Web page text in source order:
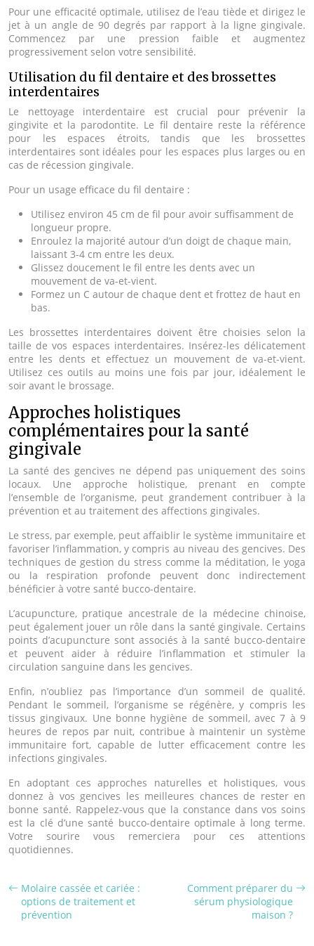
Pour une efficacité optimale, utilisez de l’eau tiède et dirigez le
jet à un angle de 90 degrés par rapport à la ligne gingivale.
Commencez par une pression faible et augmentez
progressivement selon votre sensibilité.
Utilisation du fil dentaire et des brossettes
interdentaires
Le nettoyage interdentaire est crucial pour prévenir la
gingivite et la parodontite. Le fil dentaire reste la référence
pour les espaces étroits, tandis que les brossettes
interdentaires sont idéales pour les espaces plus larges ou en
cas de récession gingivale.
Pour un usage efficace du fil dentaire :
Utilisez environ 45 cm de fil pour avoir suffisamment de
longueur propre.
Enroulez la majorité autour d’un doigt de chaque main,
laissant 3-4 cm entre les deux.
Glissez doucement le fil entre les dents avec un
mouvement de va-et-vient.
Formez un C autour de chaque dent et frottez de haut en
bas.
Les brossettes interdentaires doivent être choisies selon la
taille de vos espaces interdentaires. Insérez-les délicatement
entre les dents et effectuez un mouvement de va-et-vient.
Utilisez ces outils au moins une fois par jour, idéalement le
soir avant le brossage.
Approches holistiques
complémentaires pour la santé
gingivale
La santé des gencives ne dépend pas uniquement des soins
locaux. Une approche holistique, prenant en compte
l’ensemble de l’organisme, peut grandement contribuer à la
prévention et au traitement des affections gingivales.
Le stress, par exemple, peut affaiblir le système immunitaire et
favoriser l’inflammation, y compris au niveau des gencives. Des
techniques de gestion du stress comme la méditation, le yoga
ou la respiration profonde peuvent donc indirectement
bénéficier à votre santé bucco-dentaire.
L’acupuncture, pratique ancestrale de la médecine chinoise,
peut également jouer un rôle dans la santé gingivale. Certains
points d’acupuncture sont associés à la santé bucco-dentaire
et peuvent aider à réduire l’inflammation et stimuler la
circulation sanguine dans les gencives.
Enfin, n’oubliez pas l’importance d’un sommeil de qualité.
Pendant le sommeil, l’organisme se régénère, y compris les
tissus gingivaux. Une bonne hygiène de sommeil, avec 7 à 9
heures de repos par nuit, contribue à maintenir un système
immunitaire fort, capable de lutter efficacement contre les
infections gingivales.
En adoptant ces approches naturelles et holistiques, vous
donnez à vos gencives les meilleures chances de rester en
bonne santé. Rappelez-vous que la constance dans vos soins
est la clé d’une santé bucco-dentaire optimale à long terme.
Votre sourire vous remerciera pour ces attentions
quotidiennes.
Molaire cassée et cariée :
options de traitement et
prévention
Comment préparer du
sérum physiologique
maison ?